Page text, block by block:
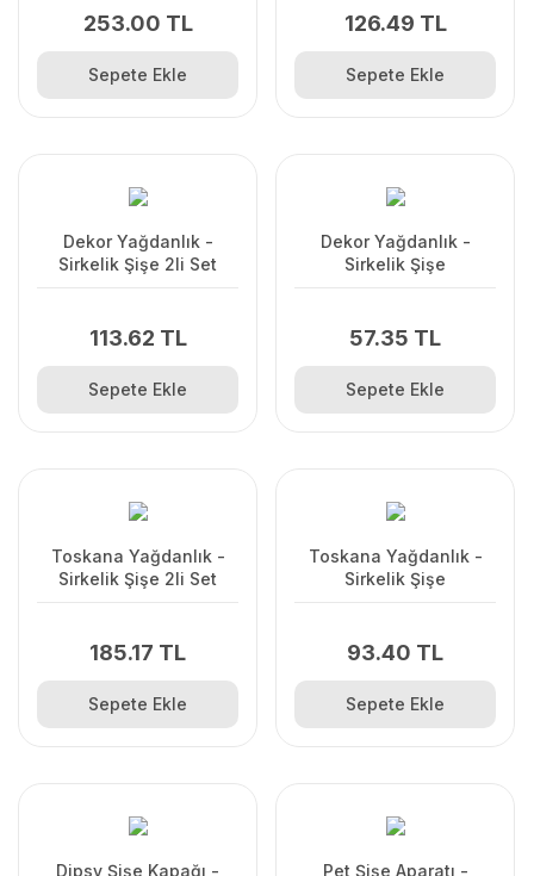
253.00 TL
Sepete Ekle
126.49 TL
Sepete Ekle
Dekor Yağdanlık -
Sirkelik Şişe 2li Set
113.62 TL
Sepete Ekle
Dekor Yağdanlık -
Sirkelik Şişe
57.35 TL
Sepete Ekle
Toskana Yağdanlık -
Sirkelik Şişe 2li Set
185.17 TL
Sepete Ekle
Toskana Yağdanlık -
Sirkelik Şişe
93.40 TL
Sepete Ekle
Dipsy Şişe Kapağı -
Pet Şişe Aparatı -